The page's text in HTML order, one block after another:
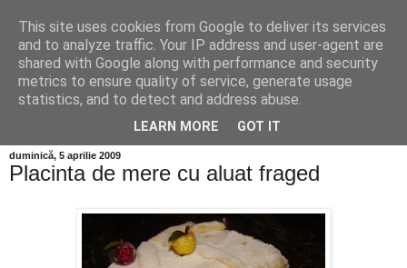
duminică, 5 aprilie 2009
Placinta de mere cu aluat fraged
This site uses cookies from Google to deliver its services
and to analyze traffic. Your IP address and user-agent are
shared with Google along with performance and security
metrics to ensure quality of service, generate usage
statistics, and to detect and address abuse.
LEARN MORE GOT IT